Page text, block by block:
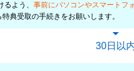
よう、 事前にパソコンやスマートフ
典受取の手続きをお願いします。
30日以